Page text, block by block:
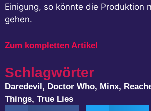
Einigung, so könnte die Produktion
gehen.
Zum kompletten Artikel
Schlagwörter
Daredevil, Doctor Who, Minx,
Things, True Lies